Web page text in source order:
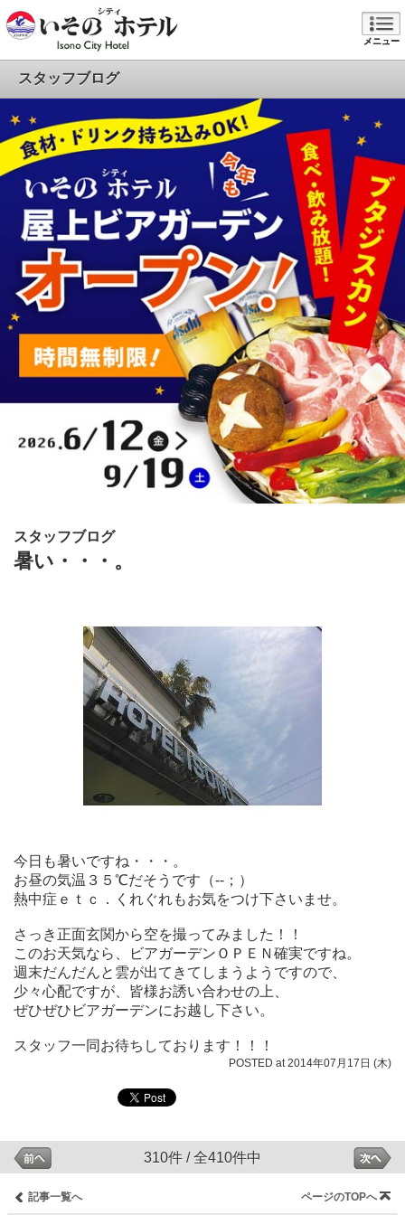
メニュー
スタッフブログ
スタッフブログ
暑い・・・。
今日も暑いですね・・・。
お昼の気温３５℃だそうです（‐‐；）
熱中症ｅｔｃ．くれぐれもお気をつけ下さいませ。
さっき正面玄関から空を撮ってみました！！
このお天気なら、ビアガーデンＯＰＥＮ確実ですね。
週末だんだんと雲が出てきてしまうようですので、
少々心配ですが、皆様お誘い合わせの上、
ぜひぜひビアガーデンにお越し下さい。
スタッフ一同お待ちしております！！！
POSTED at 2014年07月17日 (木)
310件 / 全410件中
記事一覧へ ページのTOPへ